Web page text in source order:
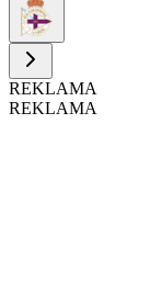
REKLAMA
REKLAMA